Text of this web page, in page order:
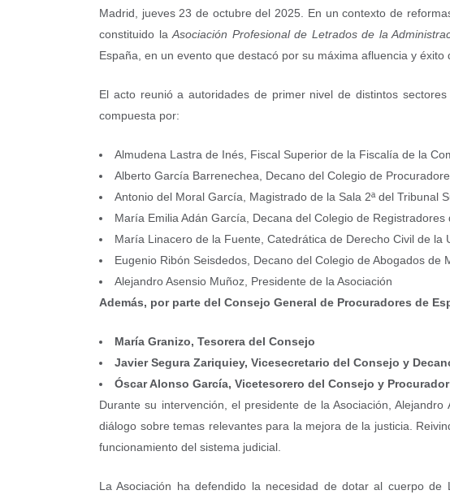
Madrid, jueves 23 de octubre del 2025. En un contexto de
constituido la Asociación Profesional de Letrados de la
España, en un evento que destacó por su máxima afluencia y éxito
El acto reunió a autoridades de primer nivel de distintos
compuesta por:
Almudena Lastra de Inés, Fiscal Superior de la Fiscalía de la
Alberto García Barrenechea, Decano del Colegio de
Antonio del Moral García, Magistrado de la Sala 2ª del Tribunal
María Emilia Adán García, Decana del Colegio de Registradores
María Linacero de la Fuente, Catedrática de Derecho Civil de la
Eugenio Ribón Seisdedos, Decano del Colegio de Abogados de
Alejandro Asensio Muñoz, Presidente de la Asociación
Además, por parte del Consejo General de Procuradores de
María Granizo, Tesorera del Consejo
Javier Segura Zariquiey, Vicesecretario del Consejo y
Óscar Alonso García, Vicetesorero del Consejo y
Durante su intervención, el presidente de la Asociación,
diálogo sobre temas relevantes para la mejora de la justicia.
funcionamiento del sistema judicial.
La Asociación ha defendido la necesidad de dotar al cuerpo